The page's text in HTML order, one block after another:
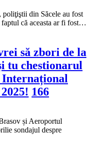
din Săcele au fost
că aceasta ar fi fost…
să zbori de la
tu chestionarul
166
și Aeroportul
sondajul despre